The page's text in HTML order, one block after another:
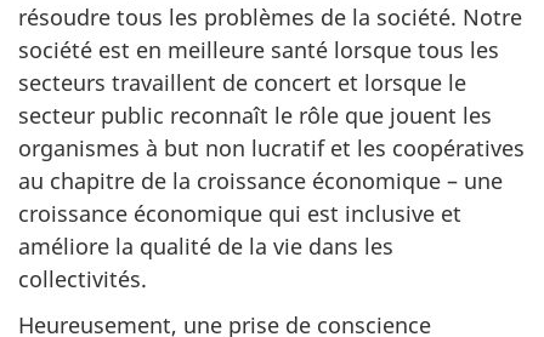
résoudre tous les problèmes de la société. Notre
société est en meilleure santé lorsque tous les
secteurs travaillent de concert et lorsque le
secteur public reconnaît le rôle que jouent les
organismes à but non lucratif et les coopératives
au chapitre de la croissance économique – une
croissance économique qui est inclusive et
améliore la qualité de la vie dans les
collectivités.
Heureusement, une prise de conscience